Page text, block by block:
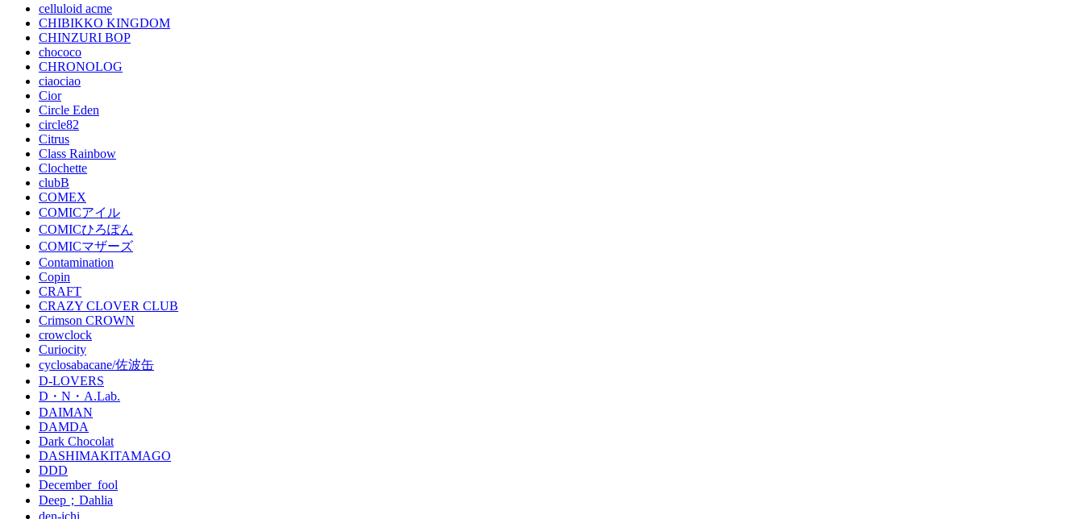
celluloid acme
CHIBIKKO KINGDOM
CHINZURI BOP
chococo
CHRONOLOG
ciaociao
Cior
Circle Eden
circle82
Citrus
Class Rainbow
Clochette
clubB
COMEX
COMICアイル
COMICひろぽん
COMICマザーズ
Contamination
Copin
CRAFT
CRAZY CLOVER CLUB
Crimson CROWN
crowclock
Curiocity
cyclosabacane/佐波缶
D-LOVERS
D・N・A.Lab.
DAIMAN
DAMDA
Dark Chocolat
DASHIMAKITAMAGO
DDD
December_fool
Deep；Dahlia
den-ichi